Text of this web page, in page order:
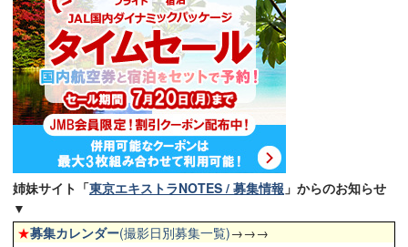
姉妹サイト「東京エキストラNOTES / 募集情報 」からのお知らせ
▼
★募集カレンダー(撮影日別募集一覧)→→→